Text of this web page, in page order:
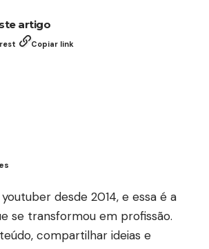
artigo
Copiar link
desde 2014, e essa é a
se transformou em profissão.
compartilhar ideias e